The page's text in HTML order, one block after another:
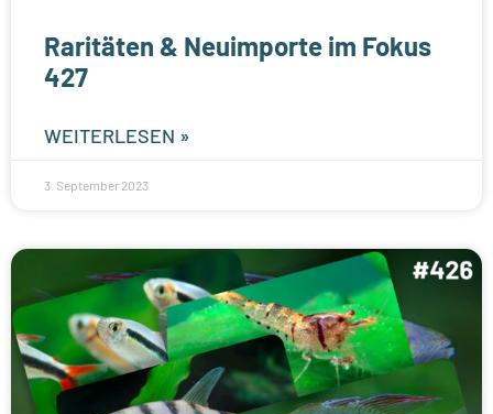
Raritäten & Neuimporte im Fokus
427
WEITERLESEN »
3. September 2023